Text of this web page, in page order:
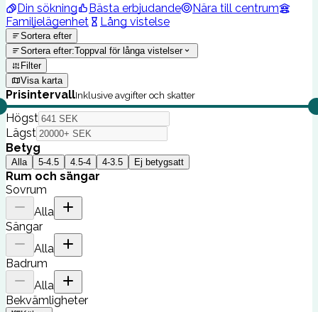
Din sökning Bästa erbjudande
Nära till centrum
Familjelägenhet
Lång vistelse
Sortera efter
Sortera efter:Toppval för långa vistelser
Filter
Visa karta
PrisintervallInklusive avgifter och skatter
Högst
Lägst
Betyg
Alla 5-4.5 4.5-4 4-3.5 Ej betygsatt
Rum och sängar
Sovrum
Alla
Sängar
Alla
Badrum
Alla
Bekvämligheter